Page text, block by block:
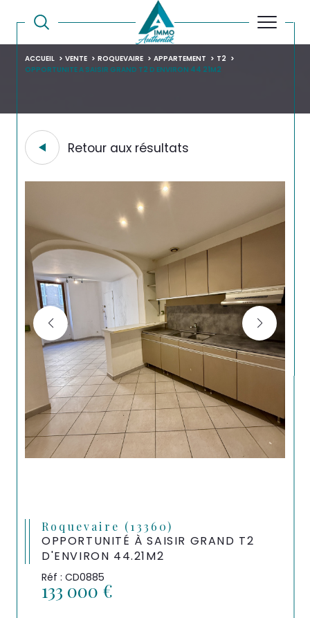
ACCUEIL VENTE ROQUEVAIRE APPARTEMENT
T2
OPPORTUNITE A SAISIR GRAND T2 D ENVIRON 44 21M2
Retour aux résultats
Roquevaire (13360)
OPPORTUNITÉ À SAISIR GRAND T2
D'ENVIRON 44.21M2
Réf : CD0885
133 000 €